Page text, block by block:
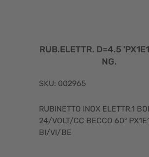
RUB.ELETTR. D=4.5
NG.
SKU: 002965
RUBINETTO INOX ELETTR.1
24/VOLT/CC BECCO 60°
BI/VI/BE